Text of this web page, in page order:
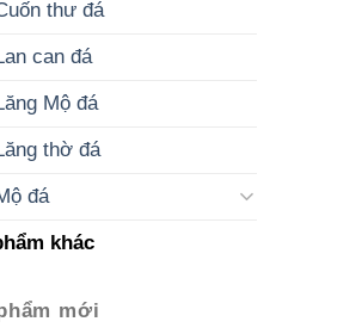
thư đá
can đá
Mộ đá
thờ đá
đá
khác
mới